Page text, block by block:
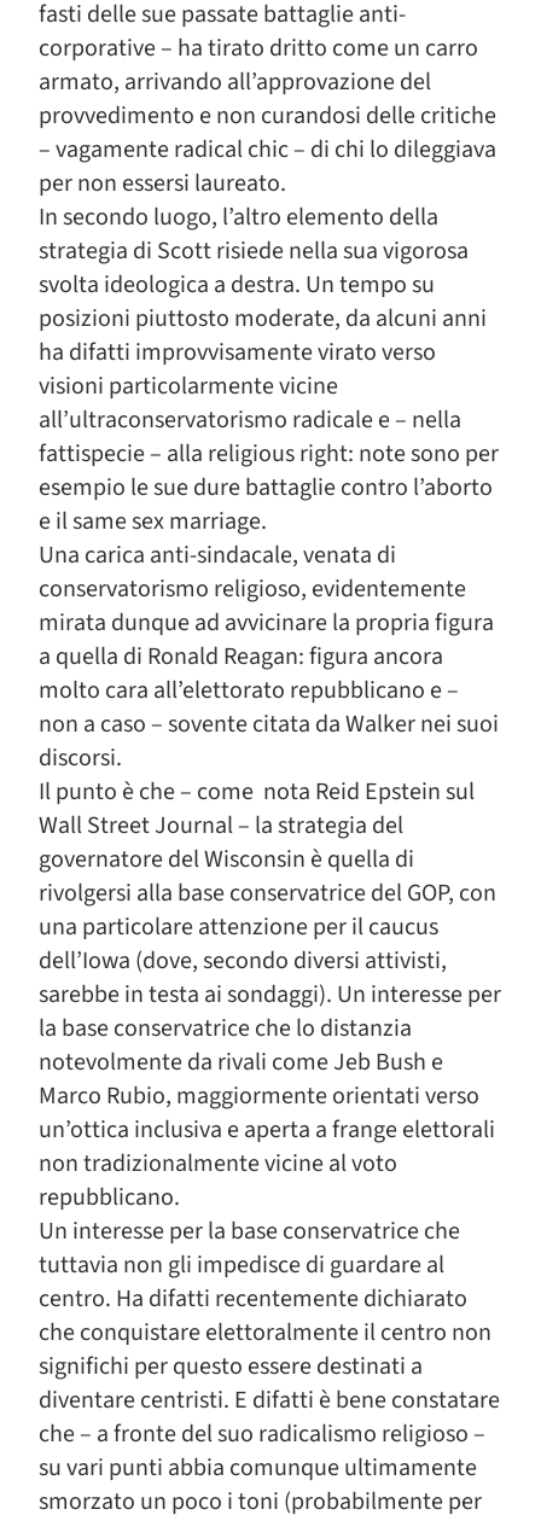
fasti delle sue passate battaglie anti-
corporative – ha tirato dritto come un carro
armato, arrivando all’approvazione del
provvedimento e non curandosi delle critiche
– vagamente radical chic – di chi lo dileggiava
per non essersi laureato.
In secondo luogo, l’altro elemento della
strategia di Scott risiede nella sua vigorosa
svolta ideologica a destra. Un tempo su
posizioni piuttosto moderate, da alcuni anni
ha difatti improvvisamente virato verso
visioni particolarmente vicine
all’ultraconservatorismo radicale e – nella
fattispecie – alla religious right: note sono per
esempio le sue dure battaglie contro l’aborto
e il same sex marriage.
Una carica anti-sindacale, venata di
conservatorismo religioso, evidentemente
mirata dunque ad avvicinare la propria figura
a quella di Ronald Reagan: figura ancora
molto cara all’elettorato repubblicano e –
non a caso – sovente citata da Walker nei suoi
discorsi.
Il punto è che – come nota Reid Epstein sul
Wall Street Journal – la strategia del
governatore del Wisconsin è quella di
rivolgersi alla base conservatrice del GOP, con
una particolare attenzione per il caucus
dell’Iowa (dove, secondo diversi attivisti,
sarebbe in testa ai sondaggi). Un interesse per
la base conservatrice che lo distanzia
notevolmente da rivali come Jeb Bush e
Marco Rubio, maggiormente orientati verso
un’ottica inclusiva e aperta a frange elettorali
non tradizionalmente vicine al voto
repubblicano.
Un interesse per la base conservatrice che
tuttavia non gli impedisce di guardare al
centro. Ha difatti recentemente dichiarato
che conquistare elettoralmente il centro non
significhi per questo essere destinati a
diventare centristi. E difatti è bene constatare
che – a fronte del suo radicalismo religioso –
su vari punti abbia comunque ultimamente
smorzato un poco i toni (probabilmente per